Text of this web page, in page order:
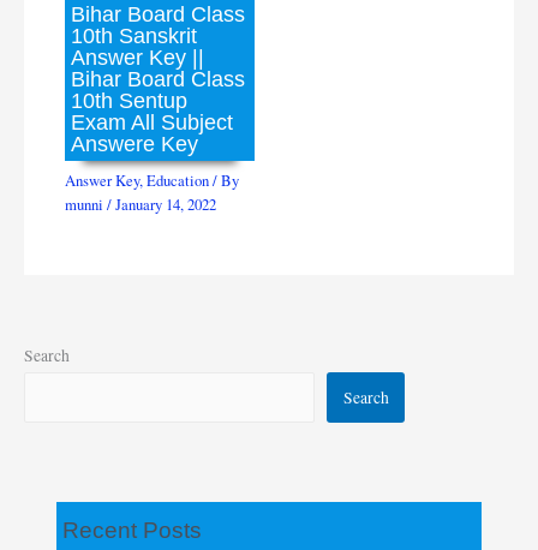
Bihar Board Class
10th Sanskrit
Answer Key ||
Bihar Board Class
10th Sentup
Exam All Subject
Answere Key
Answer Key,Education/ By
munni/January 14, 2022
Search
Search
Recent Posts